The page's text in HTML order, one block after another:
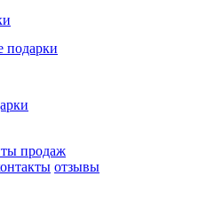
продаж
отзывы